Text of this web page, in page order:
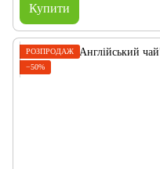
Купити
РОЗПРОДАЖ
−50%